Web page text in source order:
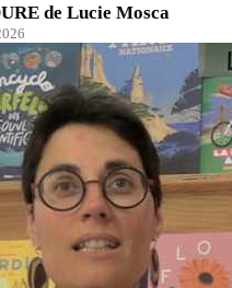
de Lucie Mosca